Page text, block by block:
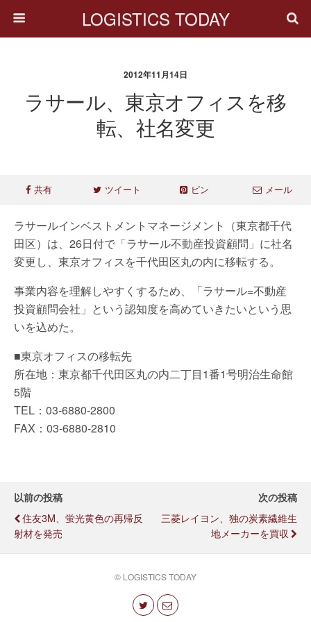
LOGISTICS TODAY
2012年11月14日
ラサール、東京オフィスを移
転、社名変更
共有 ツイート ピン メール
ラサールインベストメントマネージメント（東京都千代
田区）は、26日付で「ラサール不動産投資顧問」に社名
変更し、東京オフィスを千代田区丸の内に移転する。
事業内容を理解しやすくするため、「ラサール=不動産
投資顧問会社」という認知度を高めていきたいという思
いを込めた。
■東京オフィスの移転先
所在地：東京都千代田区丸の内二丁目1番1号明治生命館
5階
TEL：03-6880-2800
FAX：03-6880-2810
以前の投稿
住友3M、蛍光黄色の再帰反
射材を発売
次の投稿
三菱レイヨン、独の炭素繊維生
地メーカーを買収
© LOGISTICS TODAY